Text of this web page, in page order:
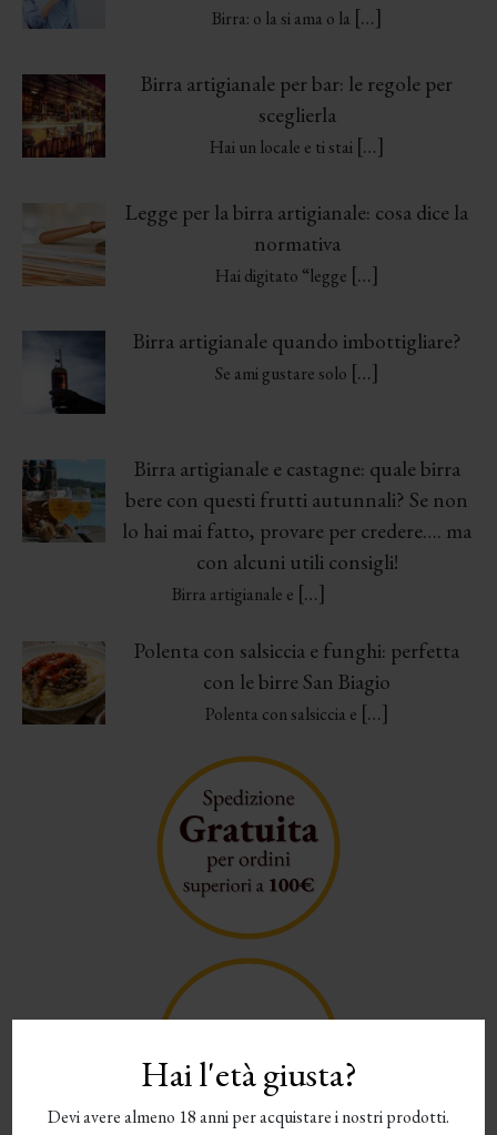
Hai l'età giusta?
Devi avere almeno 18 anni per acquistare i nostri prodotti.
Birra: o la si ama o la […]
Birra artigianale per bar: le regole per
sceglierla
Hai un locale e ti stai […]
Legge per la birra artigianale: cosa dice la
normativa
Hai digitato “legge […]
Birra artigianale quando imbottigliare?
Se ami gustare solo […]
Birra artigianale e castagne: quale birra
bere con questi frutti autunnali? Se non
lo hai mai fatto, provare per credere…. ma
con alcuni utili consigli!
Birra artigianale e […]
Polenta con salsiccia e funghi: perfetta
con le birre San Biagio
Polenta con salsiccia e […]